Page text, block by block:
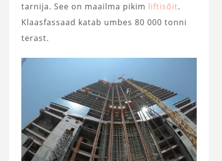
tarnija. See on maailma pikim liftisõit.
Klaasfassaad katab umbes 80 000 tonni
terast.